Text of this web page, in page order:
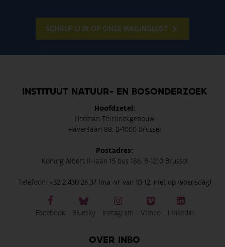
SCHRIJF U IN OP ONZE MAILINGLIJST
INSTITUUT NATUUR- EN BOSONDERZOEK
Hoofdzetel:
Herman Teirlinckgebouw
Havenlaan 88, B-1000 Brussel
Postadres:
Koning Albert II-laan 15 bus 186, B-1210 Brussel
Telefoon: +32 2 430 26 37 (ma -vr van 10-12, niet op woensdag)
Facebook Bluesky Instagram Vimeo LinkedIn
OVER INBO